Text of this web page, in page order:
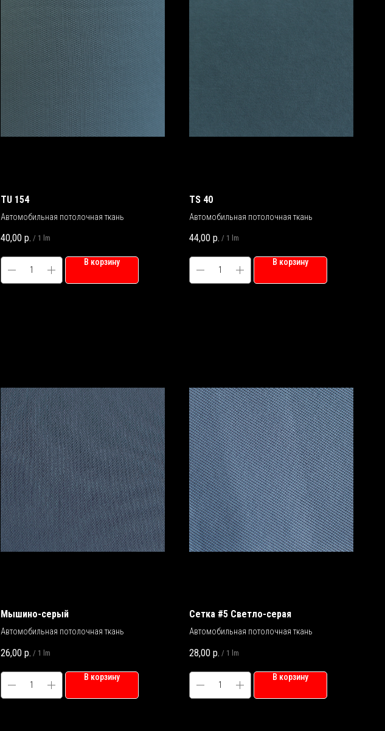
TU 154
Автомобильная потолочная ткань
40,00 р. / 1 lm
В корзину
TS 40
Автомобильная потолочная ткань
44,00 р. / 1 lm
В корзину
Мышино-серый
Автомобильная потолочная ткань
26,00 р. / 1 lm
В корзину
Сетка #5 Светло-серая
Автомобильная потолочная ткань
28,00 р. / 1 lm
В корзину